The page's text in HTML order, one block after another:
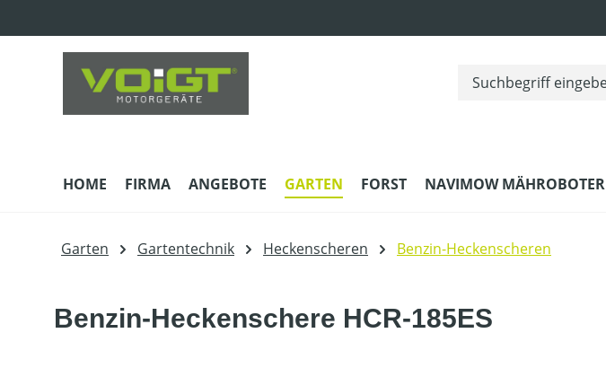
HOME FIRMA ANGEBOTE GARTEN FORST NAVIMOW MÄHROBOTER
Garten Gartentechnik Heckenscheren Benzin-Heckenscheren
Benzin-Heckenschere HCR-185ES